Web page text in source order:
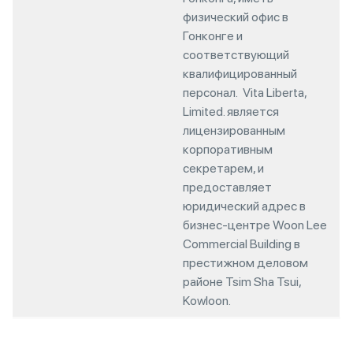
физический офис в
Гонконге и
соответствующий
квалифицированный
персонал. Vita Liberta,
Limited. является
лицензированным
корпоративным
секретарем, и
предоставляет
юридический адрес в
бизнес-центре Woon Lee
Commercial Building в
престижном деловом
районе Tsim Sha Tsui,
Kowloon.